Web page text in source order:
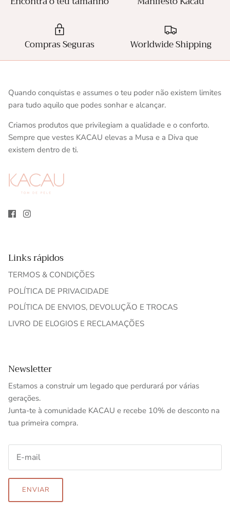
Compras Seguras Worldwide Shipping
Quando conquistas e assumes o teu poder não existem limites
para tudo aquilo que podes sonhar e alcançar.
Criamos produtos que privilegiam a qualidade e o conforto.
Sempre que vestes KACAU elevas a Musa e a Diva que
existem dentro de ti.
Links rápidos
TERMOS & CONDIÇÕES
POLÍTICA DE PRIVACIDADE
POLÍTICA DE ENVIOS, DEVOLUÇÃO E TROCAS
LIVRO DE ELOGIOS E RECLAMAÇÕES
Newsletter
Estamos a construir um legado que perdurará por várias
gerações.
Junta-te à comunidade KACAU e recebe 10% de desconto na
tua primeira compra.
ENVIAR